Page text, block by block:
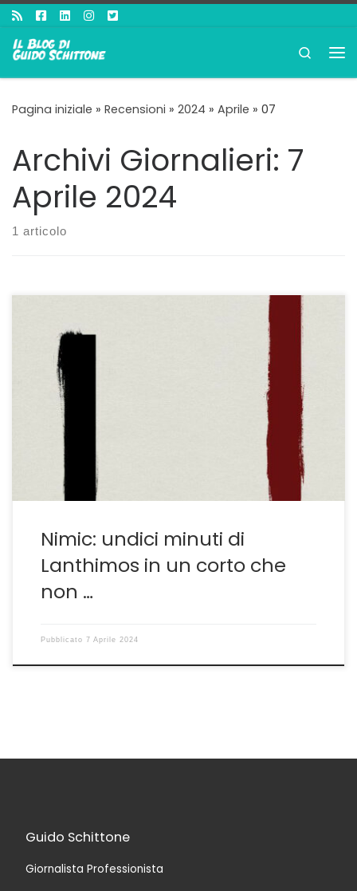
Passa al contenuto
Search
Pagina iniziale » Recensioni » 2024 » Aprile » 07
Archivi Giornalieri: 7
Aprile 2024
1 articolo
Beffardo e cupo, essenza della poetica del regista
Nimic è il cortometraggio che Yorgos Lanthimos ha
girato nel 2019, qualche mese dopo La Favorita–La
Favorita: quando il film in costume è un mezzo per
esaltare il grottesco dell’illusione del potere e sei anni
prima di Povere Creature. Proprio il successo […]
Nimic: undici minuti di
Lanthimos in un corto che
non …
Pubblicato 7 Aprile 2024
Guido Schittone
Giornalista Professionista